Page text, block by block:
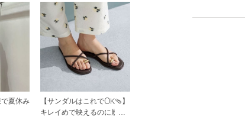
夏休み
【サンダルはこれでOK🩴】
キレイめで映えるのに履き